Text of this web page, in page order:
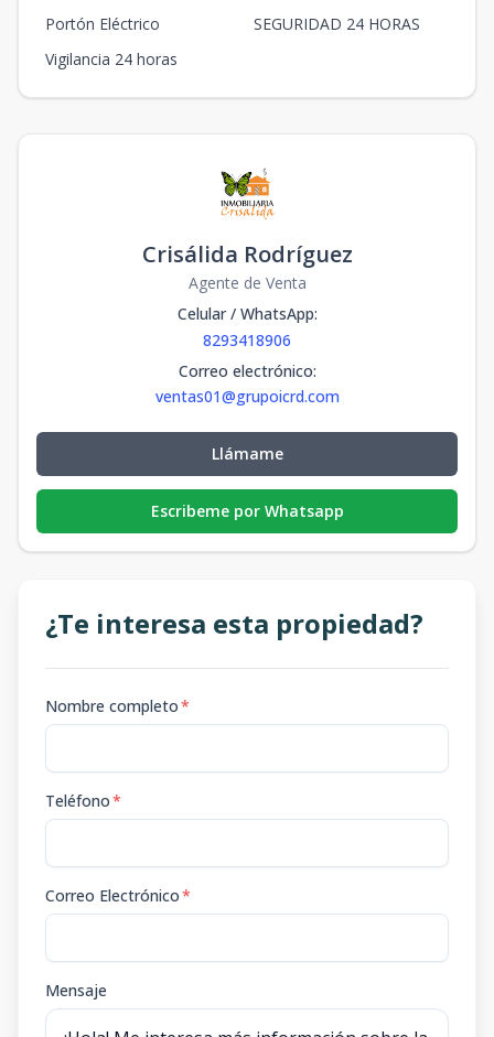
Portón Eléctrico
SEGURIDAD 24 HORAS
Vigilancia 24 horas
Crisálida Rodríguez
Agente de Venta
Celular / WhatsApp:
8293418906
Correo electrónico:
ventas01@grupoicrd.com
Llámame
Escribeme por Whatsapp
¿Te interesa esta propiedad?
Nombre completo*
Teléfono*
Correo Electrónico*
Mensaje